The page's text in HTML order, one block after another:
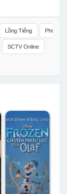
Lồng Tiếng Phi
SCTV Online